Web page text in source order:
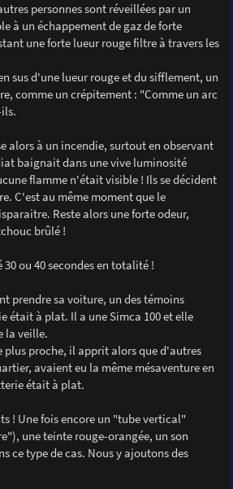
personnes sont réveillées par un
à un échappement de gaz de forte
une forte lueur rouge filtre à travers les
sus d'une lueur rouge et du sifflement, un
comme un crépitement : "Comme un arc
alors à un incendie, surtout en observant
baignait dans une vive luminosité
flamme n'était visible ! Ils se décident
C'est au même moment que le
Reste alors une forte odeur,
brûlé !
ou 40 secondes en totalité !
prendre sa voiture, un des témoins
était à plat. Il a une Simca 100 et elle
la veille.
plus proche, il apprit alors que d'autres
avaient eu la même mésaventure en
était à plat.
! Une fois encore un "tube vertical"
une teinte rouge-orangée, un son
ce type de cas. Nous y ajoutons des